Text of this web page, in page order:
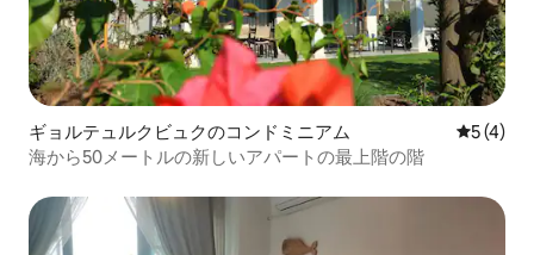
ギョルテュルクビュクのコンドミニアム レビュー
5 (4)
海から50メートルの新しいアパートの最上階の階